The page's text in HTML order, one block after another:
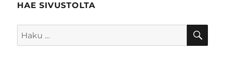
HAE SIVUSTOLTA
Etsi: